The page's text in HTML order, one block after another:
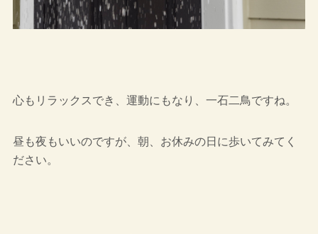
心もリラックスでき、運動にもなり、一石二鳥ですね。
昼も夜もいいのですが、朝、お休みの日に歩いてみてく
ださい。